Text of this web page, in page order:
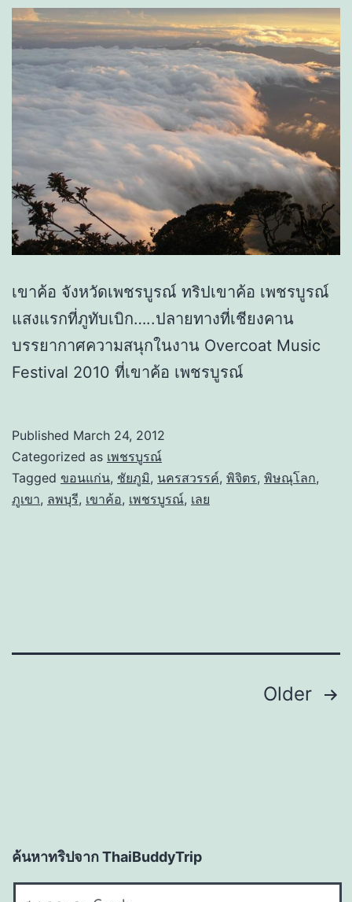
เขาค้อ จังหวัดเพชรบูรณ์ ทริปเขาค้อ เพชรบูรณ์
แสงแรกที่ภูทับเบิก…..ปลายทางที่เชียงคาน
บรรยากาศความสนุกในงาน Overcoat Music
Festival 2010 ที่เขาค้อ เพชรบูรณ์
Published March 24, 2012
Categorized as เพชรบูรณ์
Tagged ขอนแก่น, ชัยภูมิ, นครสวรรค์, พิจิตร, พิษณุโลก,
ภูเขา, ลพบุรี, เขาค้อ, เพชรบูรณ์, เลย
Older
ค้นหาทริปจาก ThaiBuddyTrip